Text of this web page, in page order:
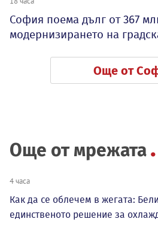
София поема дълг от 367
модернизирането на
Още от
Още от мрежата
4 часа
Как да се облечем в жегата:
единственото решение за